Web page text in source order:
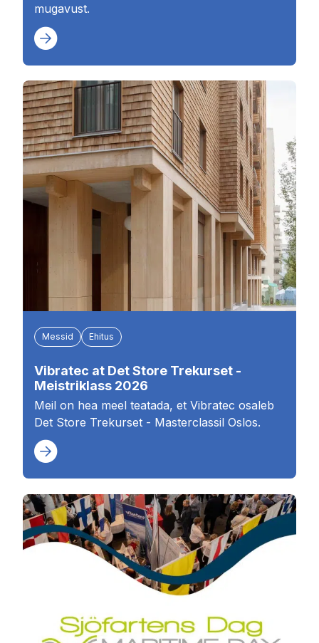
mugavust.
Messid Ehitus
Vibratec at Det Store Trekurset -
Meistriklass 2026
Meil on hea meel teatada, et Vibratec osaleb
Det Store Trekurset - Masterclassil Oslos.